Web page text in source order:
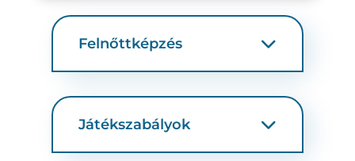
Felnőttképzés
Játékszabályok